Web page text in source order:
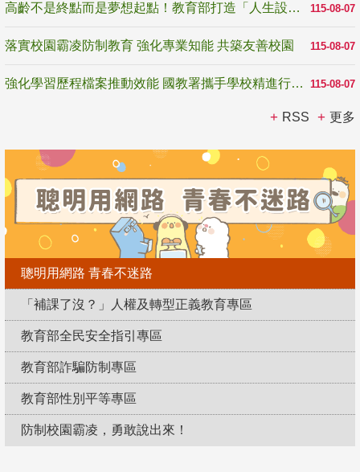
115-08-07
高齡不是終點而是夢想起點！教育部打造「人生設計夢工場」 參展第3屆高齡健康產業博覽會
115-08-07
落實校園霸凌防制教育 強化專業知能 共築友善校園
115-08-07
強化學習歷程檔案推動效能 國教署攜手學校精進行政與教學支持
RSS 更多
聰明用網路 青春不迷路
「補課了沒？」人權及轉型正義教育專區
教育部全民安全指引專區
教育部詐騙防制專區
教育部性別平等專區
防制校園霸凌，勇敢說出來！